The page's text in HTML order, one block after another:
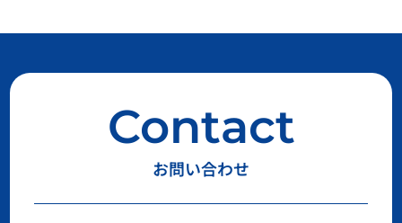
Contact
お問い合わせ